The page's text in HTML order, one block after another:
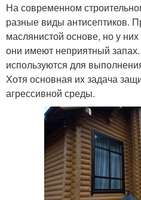
На современном
разные виды антисептиков.
маслянистой основе, но у
они имеют неприятный
используются для
Хотя основная их задача
агрессивной среды.